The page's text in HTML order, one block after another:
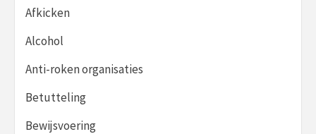
Afkicken
Alcohol
Anti-roken organisaties
Betutteling
Bewijsvoering